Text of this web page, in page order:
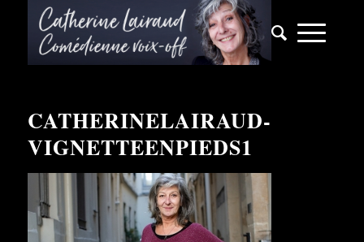
CATHERINELAIRAUD-
VIGNETTEENPIEDS1